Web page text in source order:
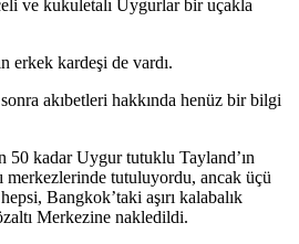
ve kukuletalı Uygurlar bir uçakla
erkek kardeşi de vardı.
akıbetleri hakkında henüz bir bilgi
50 kadar Uygur tutuklu Tayland’ın
merkezlerinde tutuluyordu, ancak üçü
Bangkok’taki aşırı kalabalık
Merkezine nakledildi.